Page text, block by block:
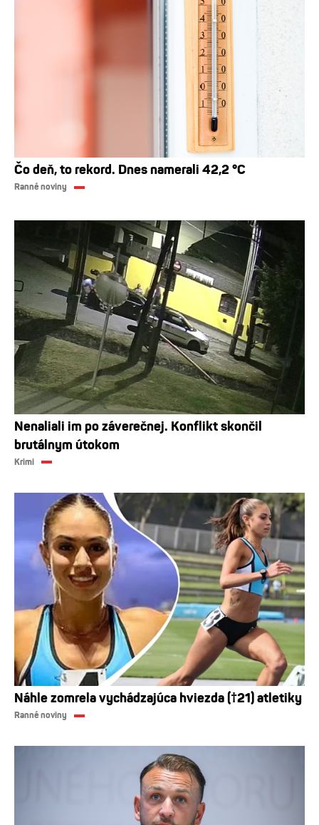
Čo deň, to rekord. Dnes namerali 42,2 °C
Ranné noviny
Nenaliali im po záverečnej. Konflikt skončil
brutálnym útokom
Krimi
Náhle zomrela vychádzajúca hviezda (†21) atletiky
Ranné noviny